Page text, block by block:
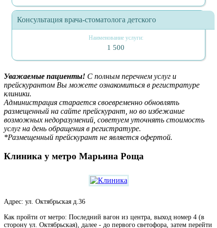
Консультация врача-стоматолога детского
1 500
Уважаемые пациенты! С полным перечнем услуг и
прейскурантом Вы можете ознакомиться в регистратуре
клиники.
Администрация старается своевременно обновлять
размещенный на сайте прейскурант, но во избежание
возможных недоразумений, советуем уточнять стоимость
услуг на день обращения в регистратуре.
*Размещенный прейскурант не является офертой.
Клиника у метро Марьина Роща
Адрес: ул. Октябрьская д.36
Как пройти от метро: Последний вагон из центра, выход номер 4 (в
сторону ул. Октябрьская), далее - до первого светофора, затем перейти